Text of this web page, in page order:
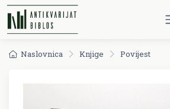
Naslovnica Knjige Povijest